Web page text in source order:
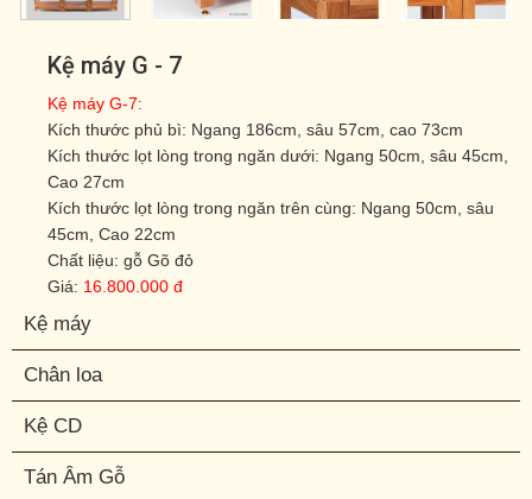
Kệ máy G - 7
Kệ máy G-7:
Kích thước phủ bì: Ngang 186cm, sâu 57cm, cao 73cm
Kích thước lọt lòng trong ngăn dưới: Ngang 50cm, sâu 45cm,
Cao 27cm
Kích thước lọt lòng trong ngăn trên cùng: Ngang 50cm, sâu
45cm, Cao 22cm
Chất liệu: gỗ Gõ đỏ
Giá: 16.800.000 đ
Kệ máy
Chân loa
Kệ CD
Tán Âm Gỗ